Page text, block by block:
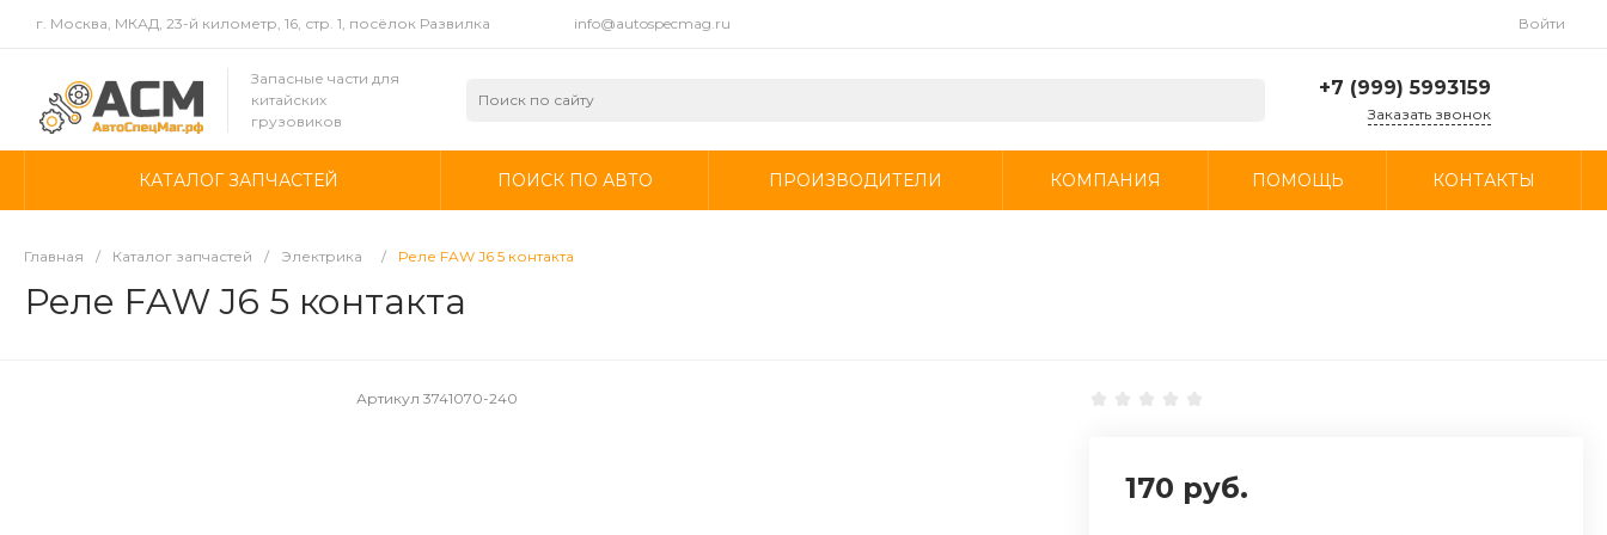
г. Москва, МКАД, 23-й километр, 16, стр. 1, посёлок Развилка info@autospecmag.ru Войти
Запасные части для
китайских
грузовиков
+7 (999) 5993159
г. Москва, МКАД, 23-й
Заказать звонок
КАТАЛОГ ЗАПЧАСТЕЙ ПОИСК ПО АВТО ПРОИЗВОДИТЕЛИ КОМПАНИЯ ПОМОЩЬ КОНТАКТЫ
Главная / Каталог запчастей / Электрика / Реле FAW J6 5 контакта
Реле FAW J6 5 контакта
Артикул3741070-240
170 руб.